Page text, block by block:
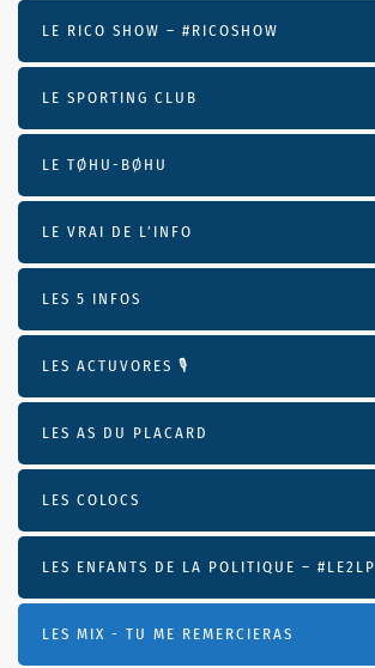
LE RICO SHOW – #RICOSHOW
LE SPORTING CLUB
LE TØHU-BØHU
LE VRAI DE L’INFO
LES 5 INFOS
LES ACTUVORES 🎙
LES AS DU PLACARD
LES COLOCS
LES ENFANTS DE LA POLITIQUE – #LE2LP
LES MIX - TU ME REMERCIERAS